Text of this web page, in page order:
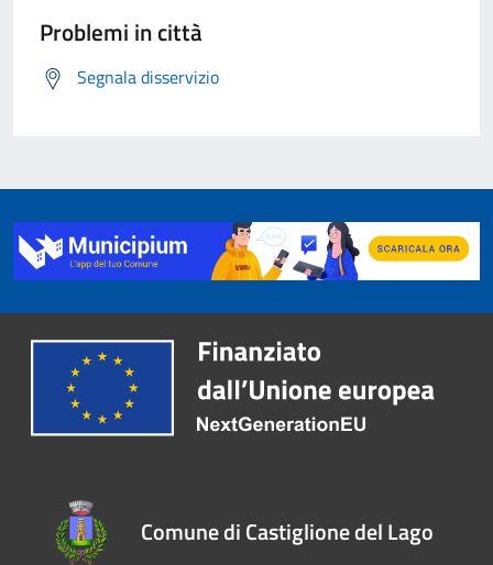
Problemi in città
Segnala disservizio
Comune di Castiglione del Lago